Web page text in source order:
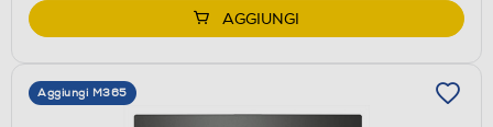
AGGIUNGI
Aggiungi M365